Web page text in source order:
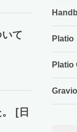
て
[日
Platio
Platio
Gravio